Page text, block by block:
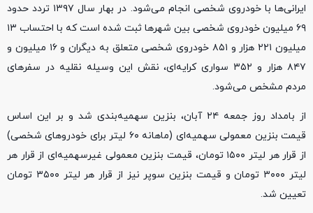
ایرانی‌ها با خودروی شخصی انجام می‌شود. در بهار سال ۱۳۹۷ تردد حدود
۶۹ میلیون خودروی شخصی بین شهرها ثبت شده است که با احتساب ۱۳
میلیون ۲۲۱ هزار و ۸۵۱ خودروی شخصی متعلق به دیگران و ۱۶ میلیون و
۸۴۷ هزار و ۳۵۲ سواری کرایه‌ای، نقش این وسیله نقلیه در سفرهای
مردم مشخص می‌شود.
از بامداد روز جمعه ۲۴ آبان، بنزین سهمیه‌بندی شد و بر این اساس
قیمت بنزین معمولی سهمیه‌ای (ماهانه ۶۰ لیتر برای خودروهای شخصی)
از قرار هر لیتر ۱۵۰۰ تومان، قیمت بنزین معمولی غیرسهمیه‌ای از قرار هر
لیتر ۳۰۰۰ تومان و قیمت بنزین سوپر نیز از قرار هر لیتر ۳۵۰۰ تومان
تعیین شد.